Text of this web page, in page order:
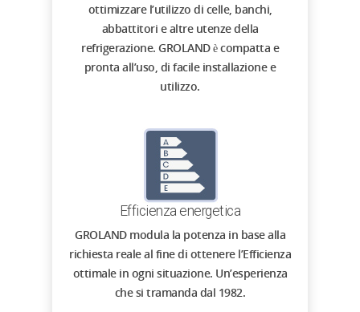
ottimizzare l’utilizzo di celle, banchi,
abbattitori e altre utenze della
refrigerazione. GROLAND è compatta e
pronta all’uso, di facile installazione e
utilizzo.
Efficienza energetica
GROLAND modula la potenza in base alla
richiesta reale al fine di ottenere l’Efficienza
ottimale in ogni situazione. Un’esperienza
che si tramanda dal 1982.